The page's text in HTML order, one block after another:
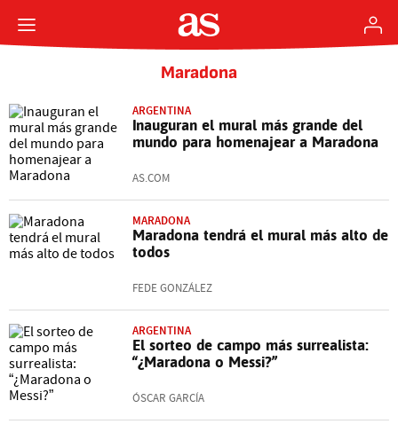
Maradona
ARGENTINA
Inauguran el mural más grande del
mundo para homenajear a Maradona
AS.COM
MARADONA
Maradona tendrá el mural más alto de
todos
FEDE GONZÁLEZ
ARGENTINA
El sorteo de campo más surrealista:
“¿Maradona o Messi?”
ÓSCAR GARCÍA